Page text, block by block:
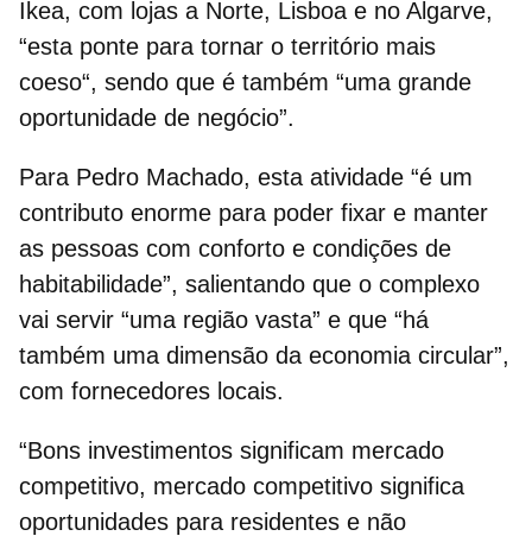
Ikea, com lojas a Norte, Lisboa e no Algarve,
“esta ponte para tornar o território mais
coeso“, sendo que é também “uma grande
oportunidade de negócio”.
Para Pedro Machado, esta atividade “é um
contributo enorme para poder fixar e manter
as pessoas com conforto e condições de
habitabilidade”, salientando que o complexo
vai servir “uma região vasta” e que “há
também uma dimensão da economia circular”,
com fornecedores locais.
“Bons investimentos significam mercado
competitivo, mercado competitivo significa
oportunidades para residentes e não